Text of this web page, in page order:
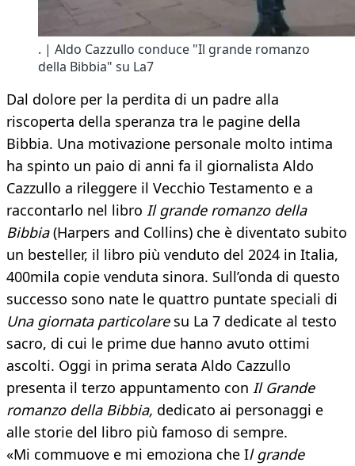
. | Aldo Cazzullo conduce "Il grande romanzo
della Bibbia" su La7
Dal dolore per la perdita di un padre alla
riscoperta della speranza tra le pagine della
Bibbia. Una motivazione personale molto intima
ha spinto un paio di anni fa il giornalista Aldo
Cazzullo a rileggere il Vecchio Testamento e a
raccontarlo nel libro Il grande romanzo della
Bibbia(Harpers and Collins) che è diventato subito
un besteller, il libro più venduto del 2024 in Italia,
400mila copie venduta sinora. Sull’onda di questo
successo sono nate le quattro puntate speciali di
Una giornata particolare su La 7 dedicate al testo
sacro, di cui le prime due hanno avuto ottimi
ascolti. Oggi in prima serata Aldo Cazzullo
presenta il terzo appuntamento con Il Grande
romanzo della Bibbia, dedicato ai personaggi e
alle storie del libro più famoso di sempre.
«Mi commuove e mi emoziona che Il grande